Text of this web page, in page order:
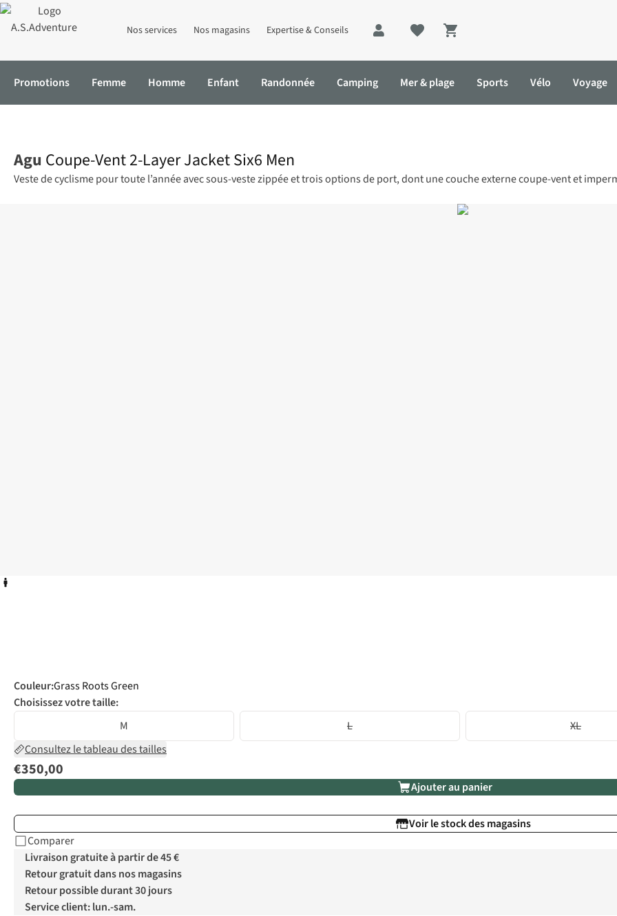
Nos services Nos magasins Expertise & Conseils
Shopping cart
Promotions Femme Homme Enfant Randonnée Camping Mer & plage Sports Vélo Voyage
Agu Coupe-Vent 2-Layer Jacket Six6 Men
Veste de cyclisme pour toute l’année avec sous-veste zippée et trois options de port, dont une couche externe coupe-vent et
Couleur:Grass Roots Green
Choisissez votre taille:
M
L
XL
Consultez le tableau des tailles
€350,00
Ajouter au panier
Voir le stock des magasins
Comparer
Livraison gratuite à partir de 45 €
Retour gratuit dans nos magasins
Retour possible durant 30 jours
Service client: lun.-sam.